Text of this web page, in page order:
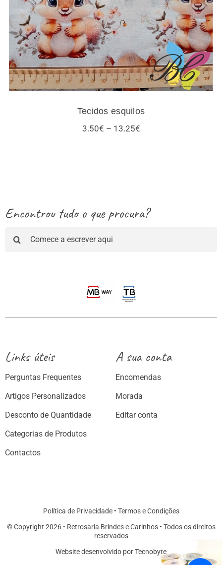
Tecidos esquilos
3.50€ – 13.25€Price
Encontrou tudo o que procura?
Links úteis
Perguntas Frequentes
Artigos Personalizados
Desconto de Quantidade
Categorias de Produtos
Contactos
A sua conta
Encomendas
Morada
Editar conta
Política de Privacidade• Termos e Condições
© Copyright 2026 • Retrosaria Brindes e Carinhos • Todos os direitos
reservados
Website desenvolvido por Tecnobyte